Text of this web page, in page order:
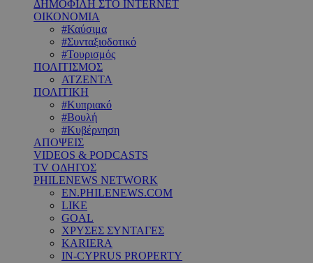
ΔΗΜΟΦΙΛΗ ΣΤΟ INTERNET
ΟΙΚΟΝΟΜΙΑ
#Καύσιμα
#Συνταξιοδοτικό
#Τουρισμός
ΠΟΛΙΤΙΣΜΟΣ
ΑΤΖΕΝΤΑ
ΠΟΛΙΤΙΚΗ
#Κυπριακό
#Βουλή
#Κυβέρνηση
ΑΠΟΨΕΙΣ
VIDEOS & PODCASTS
TV ΟΔΗΓΟΣ
PHILENEWS NETWORK
EN.PHILENEWS.COM
LIKE
GOAL
ΧΡΥΣΕΣ ΣΥΝΤΑΓΕΣ
KARIERA
IN-CYPRUS PROPERTY